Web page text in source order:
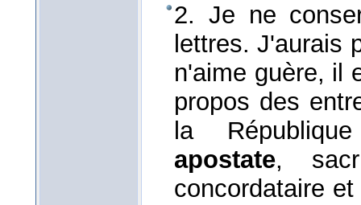
2. Je ne
lettres. J'aurais
n'aime guère, il
propos des
la
apostate,
concordataire